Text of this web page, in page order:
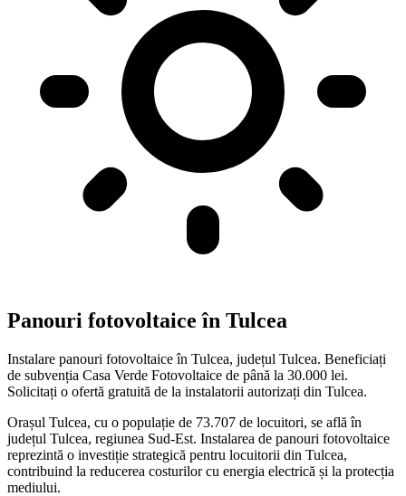
Panouri fotovoltaice în Tulcea
Instalare panouri fotovoltaice în Tulcea, județul Tulcea. Beneficiați
de subvenția Casa Verde Fotovoltaice de până la 30.000 lei.
Solicitați o ofertă gratuită de la instalatorii autorizați din Tulcea.
Orașul Tulcea, cu o populație de 73.707 de locuitori, se află în
județul Tulcea, regiunea Sud-Est. Instalarea de panouri fotovoltaice
reprezintă o investiție strategică pentru locuitorii din Tulcea,
contribuind la reducerea costurilor cu energia electrică și la protecția
mediului.